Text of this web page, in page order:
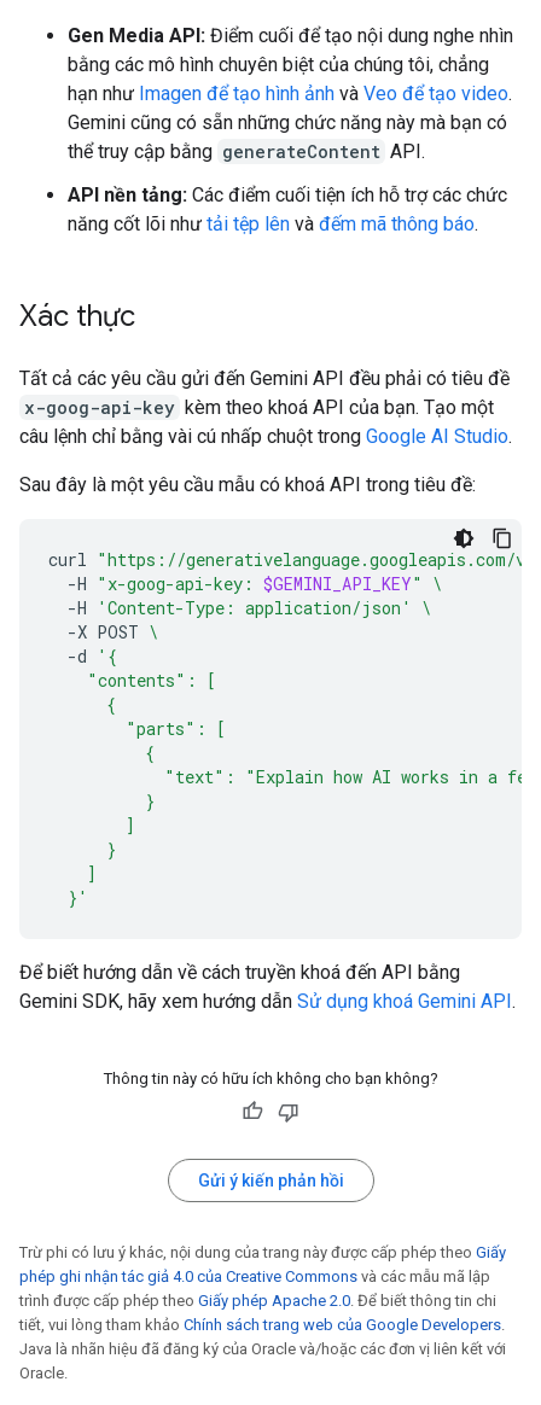
Gen Media API: Điểm cuối để tạo nội dung nghe nhìn
bằng các mô hình chuyên biệt của chúng tôi, chẳng
hạn như Imagen để tạo hình ảnh và Veo để tạo video.
Gemini cũng có sẵn những chức năng này mà bạn có
thể truy cập bằng generateContent API.
API nền tảng: Các điểm cuối tiện ích hỗ trợ các chức
năng cốt lõi như tải tệp lên và đếm mã thông báo.
Xác thực
Tất cả các yêu cầu gửi đến Gemini API đều phải có tiêu đề
x-goog-api-key kèm theo khoá API của bạn. Tạo một
câu lệnh chỉ bằng vài cú nhấp chuột trong Google AI Studio.
Sau đây là một yêu cầu mẫu có khoá API trong tiêu đề:
curl "https://generativelanguage.googleapis.com/
-H "x-goog-api-key: $GEMINI_API_KEY"
\
-H
'Content-Type: application/json'
\
-X POST \
-d
'{
    "contents": [
      {
        "parts": [
          {
"text": "Explain how AI works in a
          }
        ]
      }
    ]
  }'
Để biết hướng dẫn về cách truyền khoá đến API bằng
Gemini SDK, hãy xem hướng dẫn Sử dụng khoá Gemini API.
Thông tin này có hữu ích không cho bạn không?
Gửi ý kiến phản hồi
Trừ phi có lưu ý khác, nội dung của trang này được cấp phép theo Giấy
phép ghi nhận tác giả 4.0 của Creative Commons và các mẫu mã lập
trình được cấp phép theo Giấy phép Apache 2.0. Để biết thông tin chi
tiết, vui lòng tham khảo Chính sách trang web của Google Developers.
Java là nhãn hiệu đã đăng ký của Oracle và/hoặc các đơn vị liên kết với
Oracle.